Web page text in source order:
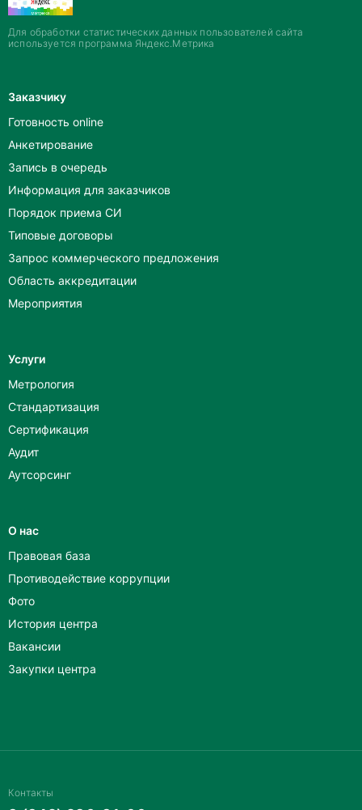
Для обработки статистических данных пользователей сайта
используется программа Яндекс.Метрика
Заказчику
Готовность online
Анкетирование
Запись в очередь
Информация для заказчиков
Порядок приема СИ
Типовые договоры
Запрос коммерческого предложения
Область аккредитации
Мероприятия
Услуги
Метрология
Стандартизация
Сертификация
Аудит
Аутсорсинг
О нас
Правовая база
Противодействие коррупции
Фото
История центра
Вакансии
Закупки центра
Контакты